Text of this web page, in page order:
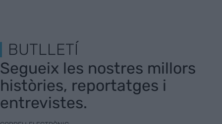
BUTLLETÍ
Segueix les nostres millors
històries, reportatges i
entrevistes.